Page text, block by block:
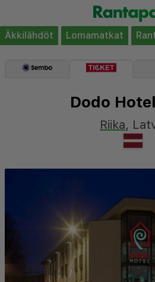
Äkkilähdöt Lomamatkat
Dodo Hotel
Riika,